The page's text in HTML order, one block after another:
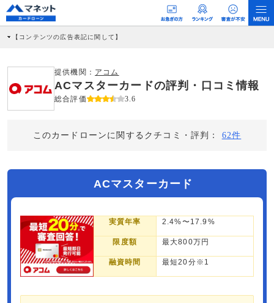
【コンテンツの広告表記に関して】
社に対して企業から紹介報酬が支払われるという収益モデルです。 ただし、特定の
商品を根拠なくPRするものではなく、当編集部の調査／ユーザーへの口コミ収集な
どに基づき、公平性を担保した情報提供を行っています。
>提携企業一覧
提供機関： アコム
ACマスターカードの評判・口コミ情報
総合評価 3.6
このカードローンに関するクチコミ・評判： 62件
ACマスターカード
実質年率 2.4%〜17.9%
限度額 最大800万円
融資時間 最短20分※1